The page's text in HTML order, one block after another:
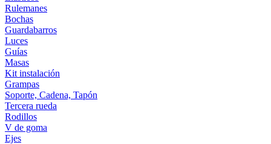
Rulemanes
Bochas
Guardabarros
Luces
Guías
Masas
Kit instalación
Grampas
Soporte, Cadena, Tapón
Tercera rueda
Rodillos
V de goma
Ejes